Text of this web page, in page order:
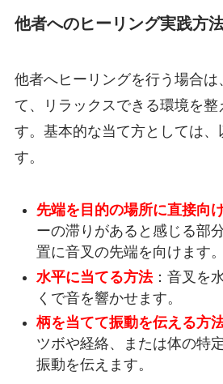
他者へのヒーリング実践方
他者へヒーリングを行う場合
て、リラックスできる環境を
す。基本的な当て方としては、
す。
先端を目的の場所に直接向
ーの滞りがあると感じる部
置に音叉の先端を向けます。
水平に当てる方法：音叉を
くで音を響かせます。
柄を当てて振動を伝える方
ツボや経絡、または体の特
振動を伝えます。